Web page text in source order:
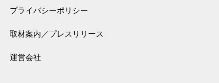
プライバシーポリシー
取材案内／プレスリリース
運営会社